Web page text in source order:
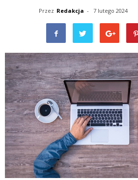
Przez Redakcja - 7 lutego 2024